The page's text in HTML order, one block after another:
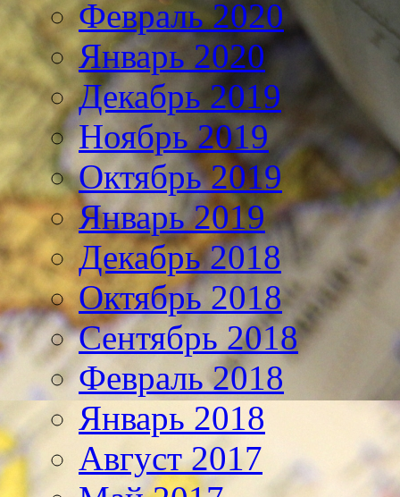
Февраль 2020
Январь 2020
Декабрь 2019
Ноябрь 2019
Октябрь 2019
Январь 2019
Декабрь 2018
Октябрь 2018
Сентябрь 2018
Февраль 2018
Январь 2018
Август 2017